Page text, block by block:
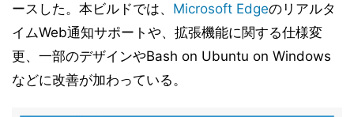
ースした。本ビルドでは、 Microsoft Edgeのリアルタ
イムWeb通知サポートや、拡張機能に関する仕様変
更、一部のデザインやBash on Ubuntu on Windows
などに改善が加わっている。